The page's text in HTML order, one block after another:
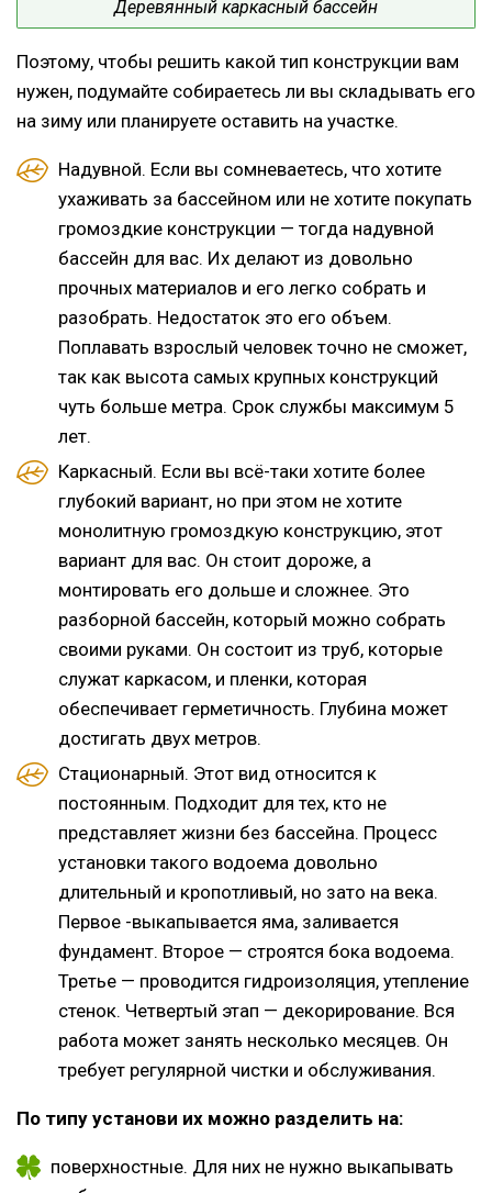
Деревянный каркасный бассейн
Поэтому, чтобы решить какой тип конструкции вам
нужен, подумайте собираетесь ли вы складывать его
на зиму или планируете оставить на участке.
Надувной. Если вы сомневаетесь, что хотите
ухаживать за бассейном или не хотите покупать
громоздкие конструкции — тогда надувной
бассейн для вас. Их делают из довольно
прочных материалов и его легко собрать и
разобрать. Недостаток это его объем.
Поплавать взрослый человек точно не сможет,
так как высота самых крупных конструкций
чуть больше метра. Срок службы максимум 5
лет.
Каркасный. Если вы всё-таки хотите более
глубокий вариант, но при этом не хотите
монолитную громоздкую конструкцию, этот
вариант для вас. Он стоит дороже, а
монтировать его дольше и сложнее. Это
разборной бассейн, который можно собрать
своими руками. Он состоит из труб, которые
служат каркасом, и пленки, которая
обеспечивает герметичность. Глубина может
достигать двух метров.
Стационарный. Этот вид относится к
постоянным. Подходит для тех, кто не
представляет жизни без бассейна. Процесс
установки такого водоема довольно
длительный и кропотливый, но зато на века.
Первое -выкапывается яма, заливается
фундамент. Второе — строятся бока водоема.
Третье — проводится гидроизоляция, утепление
стенок. Четвертый этап — декорирование. Вся
работа может занять несколько месяцев. Он
требует регулярной чистки и обслуживания.
По типу установи их можно разделить на:
поверхностные. Для них не нужно выкапывать